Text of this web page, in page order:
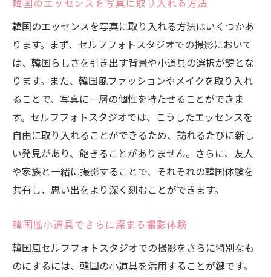
韓国のエッセンスを写真に取り入れる方法はいくつかあ
ります。まず、セルフフォトスタジオでの撮影において
は、韓国らしさを引き出す背景や小道具の選択が鍵とな
ります。また、韓国風ファッションやメイクを取り入れ
ることで、写真に一層の個性を持たせることができま
す。セルフフォトスタジオでは、こうしたエッセンスを
自由に取り入れることができるため、訪れるたびに新し
い発見があり、飽きることがありません。さらに、友人
や家族と一緒に撮影することで、それぞれの韓国体験を
共有し、思い出をより深く刻むことができます。
韓国風小道具でさらに深まる撮影体験
韓国風セルフフォトスタジオでの撮影をさらに特別なも
のにするには、韓国の小道具を活用することが鍵です。